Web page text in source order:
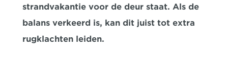
strandvakantie voor de deur staat. Als de
balans verkeerd is, kan dit juist tot extra
rugklachten leiden.